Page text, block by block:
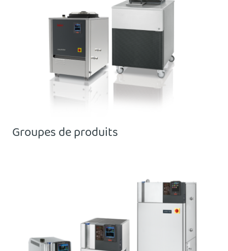
Groupes de produits